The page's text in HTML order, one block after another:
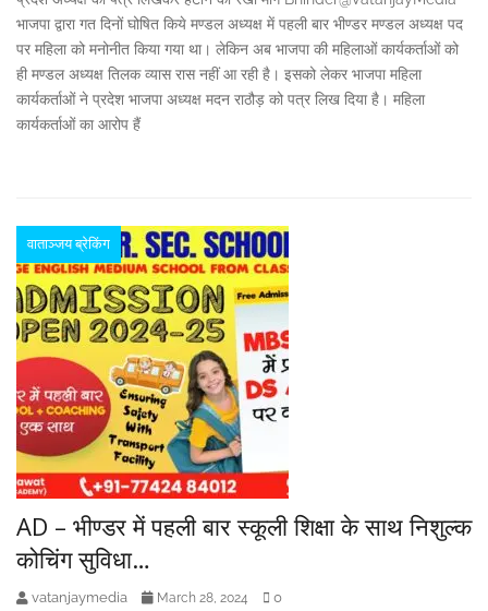
भाजपा द्वारा गत दिनों घोषित किये मण्डल अध्यक्ष में पहली बार भीण्डर मण्डल अध्यक्ष पद
पर महिला को मनोनीत किया गया था। लेकिन अब भाजपा की महिलाओं कार्यकर्ताओं को
ही मण्डल अध्यक्ष तिलक व्यास रास नहीं आ रही है। इसको लेकर भाजपा महिला
कार्यकर्ताओं ने प्रदेश भाजपा अध्यक्ष मदन राठौड़ को पत्र लिख दिया है। महिला
कार्यकर्ताओं का आरोप हैं
वाताञ्जय ब्रेकिंग
AD – भीण्डर में पहली बार स्कूली शिक्षा के साथ निशुल्क
कोचिंग सुविधा…
vatanjaymedia March 28, 2024 0